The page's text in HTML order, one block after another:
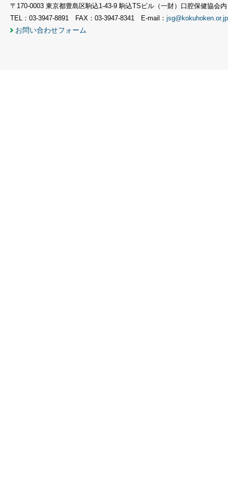
〒170-0003 東京都豊島区駒込1-43-9 駒込TSビル（一財）口腔保健協会内
TEL：03-3947-8891 FAX：03-3947-8341 E-mail： jsg@kokuhoken.or.jp
お問い合わせフォーム